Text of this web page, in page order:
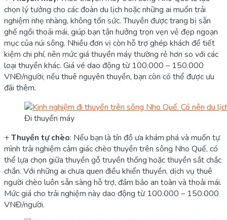
chọn lý tưởng cho các đoàn du lịch hoặc những ai muốn trải
nghiệm nhẹ nhàng, không tốn sức. Thuyền được trang bị sẵn
ghế ngồi thoải mái, giúp bạn tận hưởng trọn vẹn vẻ đẹp ngoạn
mục của núi sông. Nhiều đơn vị còn hỗ trợ ghép khách để tiết
kiệm chi phí, nên mức giá thuyền máy thường rẻ hơn so với các
loại thuyền khác. Giá vé dao động từ 100.000 – 150.000
VNĐ/người; nếu thuê nguyên thuyền, bạn còn có thể được ưu
đãi thêm.
Đi thuyền máy
+Thuyền tự chèo: Nếu bạn là tín đồ ưa khám phá và muốn tự
mình trải nghiệm cảm giác chèo thuyền trên sông Nho Quế, có
thể lựa chọn giữa thuyền gỗ truyền thống hoặc thuyền sắt chắc
chắn. Với những ai chưa quen điều khiển thuyền, dịch vụ thuê
người chèo luôn sẵn sàng hỗ trợ, đảm bảo an toàn và thoải mái.
Mức giá cho trải nghiệm này dao động từ 100.000 – 150.000
VNĐ/người.